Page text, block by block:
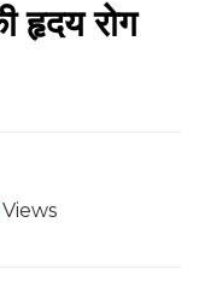
हृदय रोग
Views